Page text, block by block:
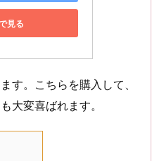
見る
す。こちらを購入して、
大変喜ばれます。